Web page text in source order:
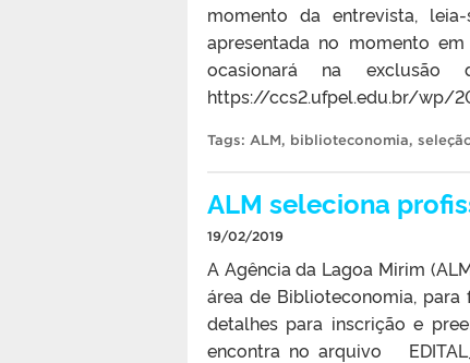
momento da entrevista,
apresentada no momento
ocasionará na
https://ccs2.ufpel.edu.br/wp/
Tags: ALM, biblioteconomia,
ALM seleciona
19/02/2019
A Agência da Lagoa Mirim
área de Biblioteconomia,
detalhes para inscrição e
encontra no arquivo